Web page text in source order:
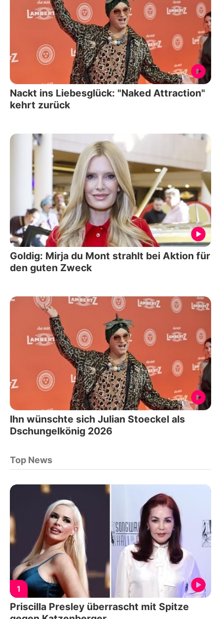
Nackt ins Liebesglück: "Naked Attraction"
kehrt zurück
Goldig: Mirja du Mont strahlt bei Aktion für
den guten Zweck
Ihn wünschte sich Julian Stoeckel als
Dschungelkönig 2026
Top News
1
Priscilla Presley überrascht mit Spitze